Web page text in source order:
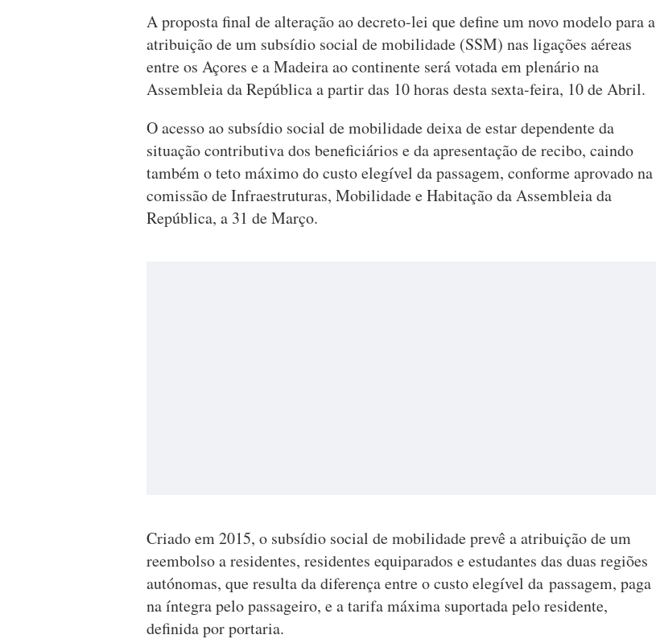
A proposta final de alteração ao decreto-lei que define um novo modelo para a
atribuição de um subsídio social de mobilidade (SSM) nas ligações aéreas
entre os Açores e a Madeira ao continente será votada em plenário na
Assembleia da República a partir das 10 horas desta sexta-feira, 10 de Abril.
O acesso ao subsídio social de mobilidade deixa de estar dependente da
situação contributiva dos beneficiários e da apresentação de recibo, caindo
também o teto máximo do custo elegível da passagem, conforme aprovado na
comissão de Infraestruturas, Mobilidade e Habitação da Assembleia da
República, a 31 de Março.
Criado em 2015, o subsídio social de mobilidade prevê a atribuição de um
reembolso a residentes, residentes equiparados e estudantes das duas regiões
autónomas, que resulta da diferença entre o custo elegível da passagem, paga
na íntegra pelo passageiro, e a tarifa máxima suportada pelo residente,
definida por portaria.